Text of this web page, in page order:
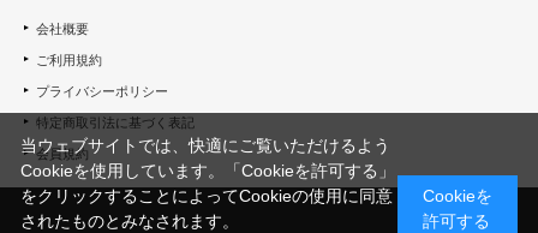
会社概要
ご利用規約
プライバシーポリシー
特定商取引法に基づく表記
会員規約
当ウェブサイトでは、快適にご覧いただけるよう
Cookieを使用しています。「Cookieを許可する」
をクリックすることによってCookieの使用に同意
されたものとみなされます。
Cookieを
許可する